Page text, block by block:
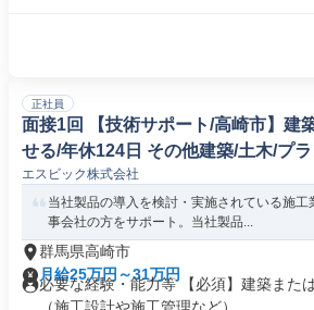
正社員
面接1回 【技術サポート/高崎市】建
せる/年休124日 その他建築/土木/プ
エスビック株式会社
当社製品の導入を検討・実施されている施
事会社の方をサポート。当社製品...
群馬県高崎市
月給25万円～31万円
必要な経験・能力等 【必須】建築また